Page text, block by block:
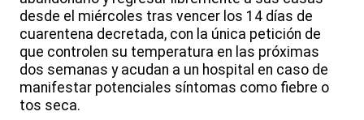
desde el miércoles tras vencer los 14 días de
cuarentena decretada, con la única petición de
que controlen su temperatura en las próximas
dos semanas y acudan a un hospital en caso de
manifestar potenciales síntomas como fiebre o
tos seca.